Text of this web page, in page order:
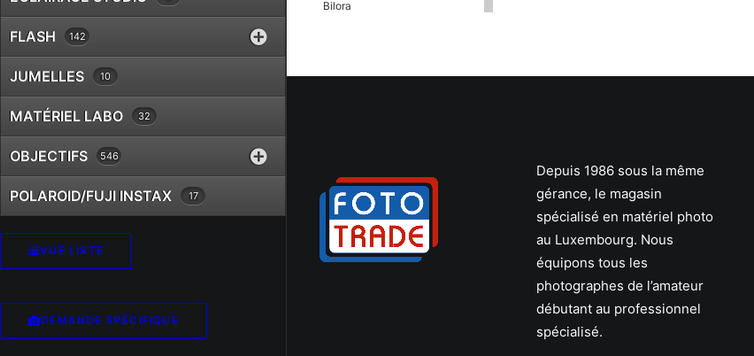
FLASH 142
JUMELLES 10
MATÉRIEL LABO 32
OBJECTIFS 546
POLAROID/FUJI INSTAX 17
VUE LISTE
DEMANDE SPÉCIFIQUE
Bilora
Cosina
Cullmann
Danubia
Dörr
Depuis 1986 sous la même
gérance, le magasin
spécialisé en matériel photo
au Luxembourg. Nous
équipons tous les
photographes de l’amateur
débutant au professionnel
spécialisé.